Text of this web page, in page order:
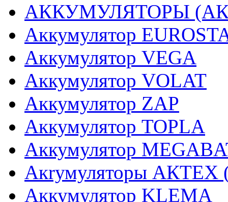
АККУМУЛЯТОРЫ
Аккумулятор
Аккумулятор VEGA
Аккумулятор VOLAT
Аккумулятор ZAP
Аккумулятор TOPLA
Аккумулятор
Акrумуляторы АКТЕХ
Аккумулятор KLEMA